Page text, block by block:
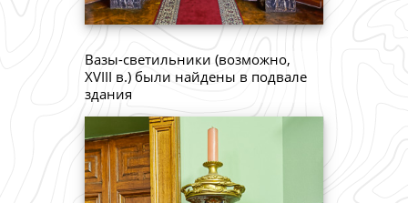
Вазы-светильники (возможно,
XVIII в.) были найдены в подвале
здания